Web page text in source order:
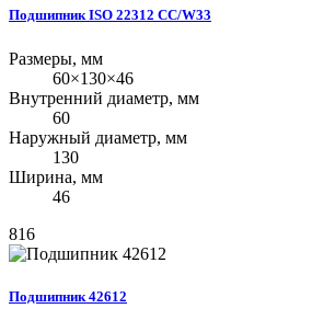
Подшипник ISO 22312 CC/W33
Размеры, мм
60×130×46
Внутренний диаметр, мм
60
Наружный диаметр, мм
130
Ширина, мм
46
816
Подшипник 42612